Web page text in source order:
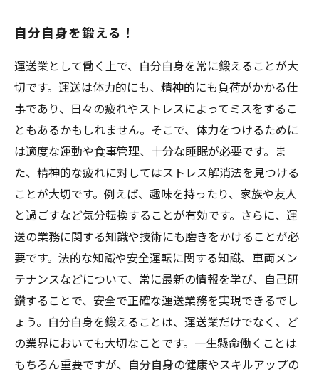
自分自身を鍛える！
運送業として働く上で、自分自身を常に鍛えることが大
切です。運送は体力的にも、精神的にも負荷がかかる仕
事であり、日々の疲れやストレスによってミスをするこ
ともあるかもしれません。そこで、体力をつけるために
は適度な運動や食事管理、十分な睡眠が必要です。ま
た、精神的な疲れに対してはストレス解消法を見つける
ことが大切です。例えば、趣味を持ったり、家族や友人
と過ごすなど気分転換することが有効です。さらに、運
送の業務に関する知識や技術にも磨きをかけることが必
要です。法的な知識や安全運転に関する知識、車両メン
テナンスなどについて、常に最新の情報を学び、自己研
鑽することで、安全で正確な運送業務を実現できるでし
ょう。自分自身を鍛えることは、運送業だけでなく、ど
の業界においても大切なことです。一生懸命働くことは
もちろん重要ですが、自分自身の健康やスキルアップの